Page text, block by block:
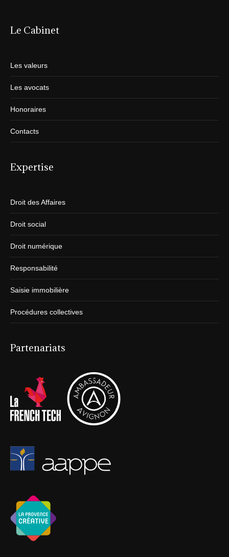
Le Cabinet
Les valeurs
Les avocats
Honoraires
Contacts
Expertise
Droit des Affaires
Droit social
Droit numérique
Responsabilité
Saisie immobilière
Procédures collectives
Partenariats